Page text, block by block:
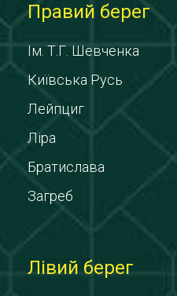
Правий берег
Ім. Т.Г. Шевченка
Київська Русь
Лейпциг
Ліра
Братислава
Загреб
Лівий берег